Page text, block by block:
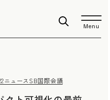
Menu
ニュースSB国際会議